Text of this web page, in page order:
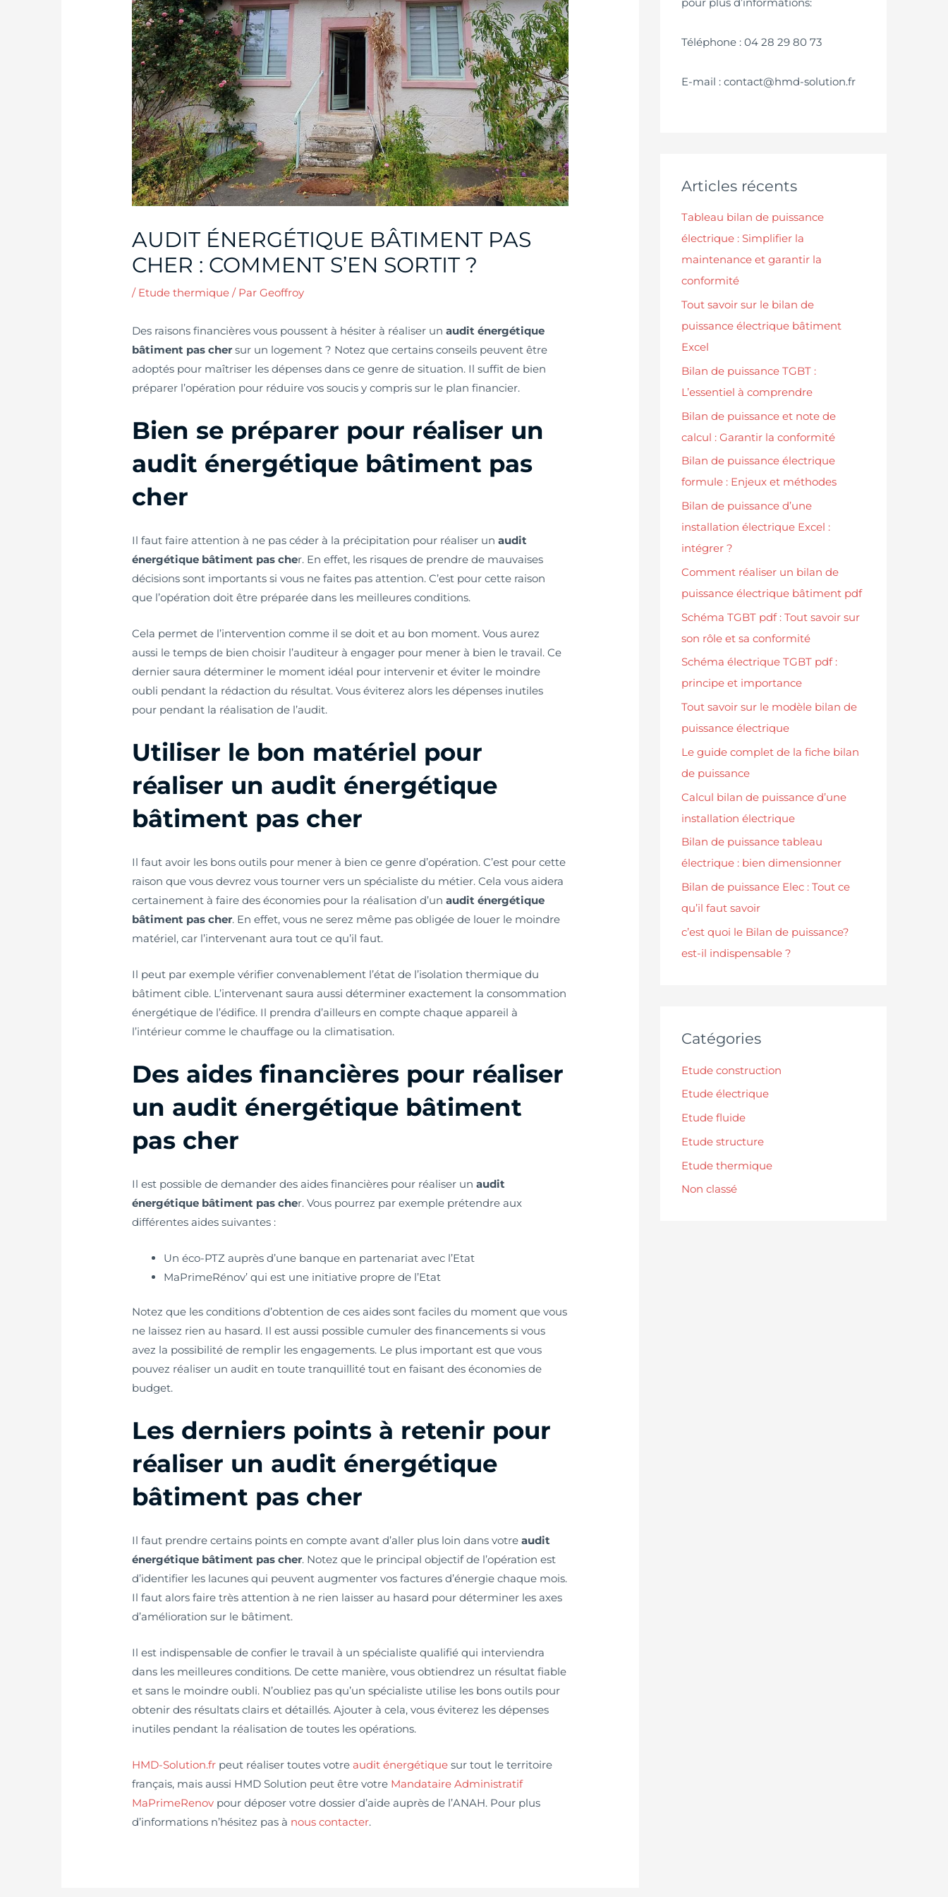
AUDIT ÉNERGÉTIQUE BÂTIMENT PAS
CHER : COMMENT S’EN SORTIT ?
/ Etude thermique / ParGeoffroy
Des raisons financières vous poussent à hésiter à réaliser unaudit énergétique
bâtiment pas cher sur un logement ? Notez que certains conseils peuvent être
adoptés pour maîtriser les dépenses dans ce genre de situation. Il suffit de bien
préparer l’opération pour réduire vos soucis y compris sur le plan financier.
Bien se préparer pour réaliser un
audit énergétique bâtiment pas
cher
Il faut faire attention à ne pas céder à la précipitation pour réaliser un audit
énergétique bâtiment pas cher. En effet, les risques de prendre de mauvaises
décisions sont importants si vous ne faites pas attention. C’est pour cette raison
que l’opération doit être préparée dans les meilleures conditions.
Cela permet de l’intervention comme il se doit et au bon moment. Vous aurez
aussi le temps de bien choisir l’auditeur à engager pour mener à bien le travail. Ce
dernier saura déterminer le moment idéal pour intervenir et éviter le moindre
oubli pendant la rédaction du résultat. Vous éviterez alors les dépenses inutiles
pour pendant la réalisation de l’audit.
Utiliser le bon matériel pour
réaliser un audit énergétique
bâtiment pas cher
Il faut avoir les bons outils pour mener à bien ce genre d’opération. C’est pour cette
raison que vous devrez vous tourner vers un spécialiste du métier. Cela vous aidera
certainement à faire des économies pour la réalisation d’unaudit énergétique
bâtiment pas cher. En effet, vous ne serez même pas obligée de louer le moindre
matériel, car l’intervenant aura tout ce qu’il faut.
Il peut par exemple vérifier convenablement l’état de l’isolation thermique du
bâtiment cible. L’intervenant saura aussi déterminer exactement la consommation
énergétique de l’édifice. Il prendra d’ailleurs en compte chaque appareil à
l’intérieur comme le chauffage ou la climatisation.
Des aides financières pour réaliser
un audit énergétique bâtiment
pas cher
Il est possible de demander des aides financières pour réaliser un audit
énergétique bâtiment pas cher. Vous pourrez par exemple prétendre aux
différentes aides suivantes :
Un éco-PTZ auprès d’une banque en partenariat avec l’Etat
MaPrimeRénov’ qui est une initiative propre de l’Etat
Notez que les conditions d’obtention de ces aides sont faciles du moment que vous
ne laissez rien au hasard. Il est aussi possible cumuler des financements si vous
avez la possibilité de remplir les engagements. Le plus important est que vous
pouvez réaliser un audit en toute tranquillité tout en faisant des économies de
budget.
Les derniers points à retenir pour
réaliser un audit énergétique
bâtiment pas cher
Il faut prendre certains points en compte avant d’aller plus loin dans votreaudit
énergétique bâtiment pas cher. Notez que le principal objectif de l’opération est
d’identifier les lacunes qui peuvent augmenter vos factures d’énergie chaque mois.
Il faut alors faire très attention à ne rien laisser au hasard pour déterminer les axes
d’amélioration sur le bâtiment.
Il est indispensable de confier le travail à un spécialiste qualifié qui interviendra
dans les meilleures conditions. De cette manière, vous obtiendrez un résultat fiable
et sans le moindre oubli. N’oubliez pas qu’un spécialiste utilise les bons outils pour
obtenir des résultats clairs et détaillés. Ajouter à cela, vous éviterez les dépenses
inutiles pendant la réalisation de toutes les opérations.
HMD-Solution.fr peut réaliser toutes votre audit énergétique sur tout le territoire
français, mais aussi HMD Solution peut être votre Mandataire Administratif
MaPrimeRenov pour déposer votre dossier d’aide auprès de l’ANAH. Pour plus
d’informations n’hésitez pas à nous contacter.
Téléphone : 04 28 29 80 73
E-mail : contact@hmd-solution.fr
Articles récents
Tableau bilan de puissance
électrique : Simplifier la
maintenance et garantir la
conformité
Tout savoir sur le bilan de
puissance électrique bâtiment
Excel
Bilan de puissance TGBT :
L’essentiel à comprendre
Bilan de puissance et note de
calcul : Garantir la conformité
Bilan de puissance électrique
formule : Enjeux et méthodes
Bilan de puissance d’une
installation électrique Excel :
intégrer ?
Comment réaliser un bilan de
puissance électrique bâtiment pdf
Schéma TGBT pdf : Tout savoir sur
son rôle et sa conformité
Schéma électrique TGBT pdf :
principe et importance
Tout savoir sur le modèle bilan de
puissance électrique
Le guide complet de la fiche bilan
de puissance
Calcul bilan de puissance d’une
installation électrique
Bilan de puissance tableau
électrique : bien dimensionner
Bilan de puissance Elec : Tout ce
qu’il faut savoir
c’est quoi le Bilan de puissance?
est-il indispensable ?
Catégories
Etude construction
Etude électrique
Etude fluide
Etude structure
Etude thermique
Non classé